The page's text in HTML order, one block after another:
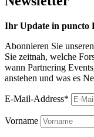
Ihr Update in puncto
Abonnieren Sie
Sie zeitnah, welche
wann Partnering
anstehen und was es
E-Mail-Address*
Vorname